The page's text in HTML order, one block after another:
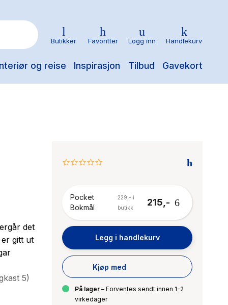
og reise Inspirasjon Tilbud Gavekort
Butikker Favoritter Logg inn Handlekurv
0.0
Pocket
Bokmål
215,-
229,- i
butikk
Legg i handlekurv
Kjøp med
På lager – Forventes sendt innen 1-2
virkedager
det
gitt ut
5)